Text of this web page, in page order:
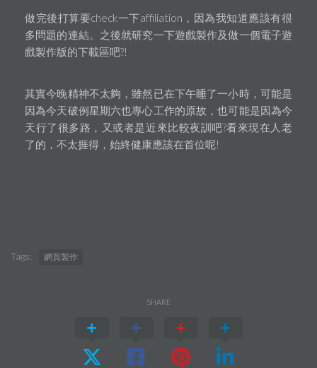
做完後打算要check一下affiliation，因為我知道應該有很
多問題的連結。之後就研究一下遊戲製作及做一個電子遊
戲製作版的下載區吧?!
其實今晚精神不太夠，雖然已在下午睡了一小時，可能是
因為今天破例星期六也專心工作的原故，也可能是因為今
天行了很多路，又或者是近來比較夜訓吧?看來現在人老
了的，不太捱得，始終健康應該在首位呢!
Tags: 網頁製作
SHARE